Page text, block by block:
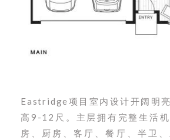
Eastridge项目室内设计开阔明
高9-12尺。主层拥有完整生活
房、厨房、客厅、餐厅、半卫